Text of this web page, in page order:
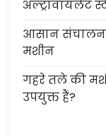
अल्ट्रावायलेट
आसान संचालन
मशीन
गहरे तले की
उपयुक्त हैं?